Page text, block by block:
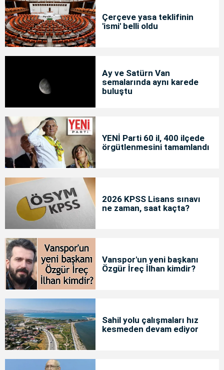
Çerçeve yasa teklifinin
'ismi' belli oldu
Ay ve Satürn Van
semalarında aynı karede
buluştu
YENİ Parti 60 il, 400 ilçede
örgütlenmesini tamamlandı
2026 KPSS Lisans sınavı
ne zaman, saat kaçta?
Vanspor'un yeni başkanı
Özgür İreç İlhan kimdir?
Sahil yolu çalışmaları hız
kesmeden devam ediyor